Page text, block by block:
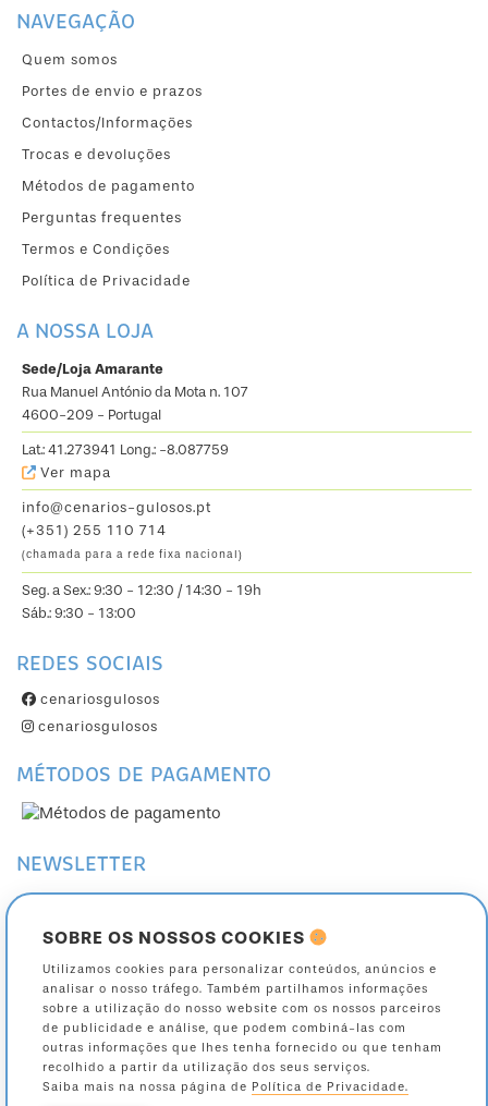
NAVEGAÇÃO
Quem somos
Portes de envio e prazos
Contactos/Informações
Trocas e devoluções
Métodos de pagamento
Perguntas frequentes
Termos e Condições
Política de Privacidade
A NOSSA LOJA
Sede/Loja Amarante
Rua Manuel António da Mota n. 107
4600-209 - Portugal
Lat.: 41.273941 Long.: -8.087759
Ver mapa
info@cenarios-gulosos.pt
(+351) 255 110 714
(chamada para a rede fixa nacional)
Seg. a Sex.: 9:30 - 12:30 / 14:30 - 19h
Sáb.: 9:30 - 13:00
REDES SOCIAIS
cenariosgulosos
cenariosgulosos
MÉTODOS DE PAGAMENTO
NEWSLETTER
Cancele a sua subscrição
Toda a informação sobre como são tratados os seus dados está na nossa página
política de privacidade.
SOBRE OS NOSSOS COOKIES
Utilizamos cookies para personalizar conteúdos, anúncios e
analisar o nosso tráfego. Também partilhamos informações
sobre a utilização do nosso website com os nossos parceiros
de publicidade e análise, que podem combiná-las com
outras informações que lhes tenha fornecido ou que tenham
recolhido a partir da utilização dos seus serviços.
Saiba mais na nossa página de Política de Privacidade.